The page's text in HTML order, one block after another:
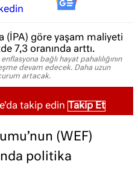
bağlı hayat pahalılığının
devam edecek. Daha uzun
artacak.
takip edin Takip Et
(WEF)
politika